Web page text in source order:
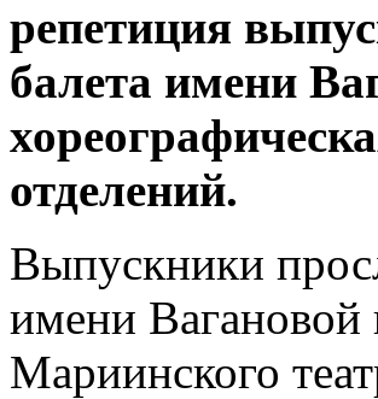
репетиция
балета имени
отделений.
Выпускники
имени Вагановой
Мариинского